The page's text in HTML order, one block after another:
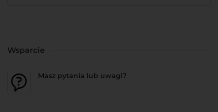
Wsparcie
Masz pytania lub uwagi?